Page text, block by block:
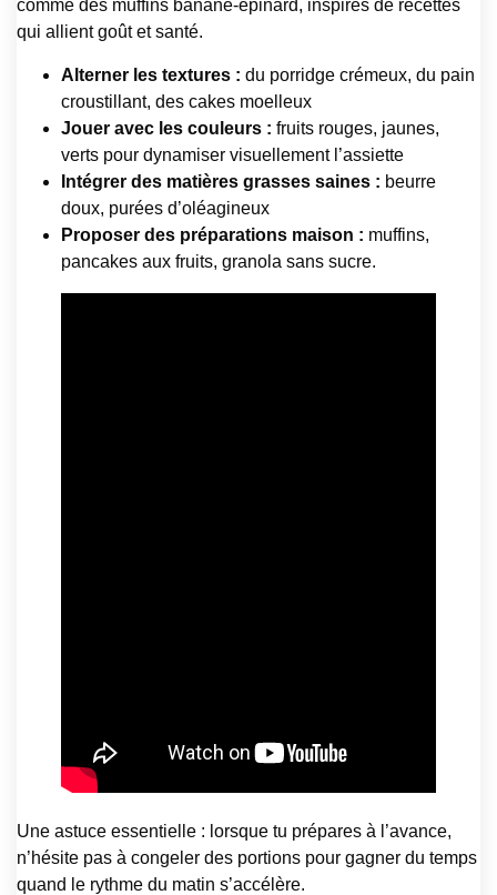
comme des muffins banane-épinard, inspirés de recettes
qui allient goût et santé.
Alterner les textures : du porridge crémeux, du pain
croustillant, des cakes moelleux
Jouer avec les couleurs : fruits rouges, jaunes,
verts pour dynamiser visuellement l’assiette
Intégrer des matières grasses saines : beurre
doux, purées d’oléagineux
Proposer des préparations maison : muffins,
pancakes aux fruits, granola sans sucre.
Une astuce essentielle : lorsque tu prépares à l’avance,
n’hésite pas à congeler des portions pour gagner du temps
quand le rythme du matin s’accélère.